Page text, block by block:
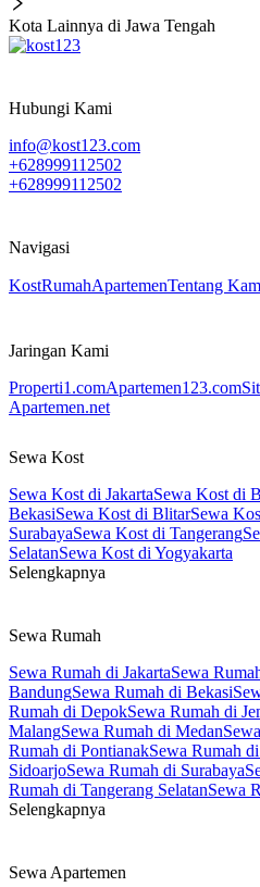
Kota Lainnya di Jawa Tengah
Hubungi Kami
info@kost123.com
+628999112502
+628999112502
Navigasi
KostRumahApartemenTentang
Jaringan Kami
Properti1.comApartemen123.com
Apartemen.net
Sewa Kost
Sewa Kost di JakartaSewa Kost di
BekasiSewa Kost di BlitarSewa
SurabayaSewa Kost di Tangerang
SelatanSewa Kost di Yogyakarta
Selengkapnya
Sewa Rumah
Sewa Rumah di JakartaSewa
BandungSewa Rumah di Bekasi
Rumah di DepokSewa Rumah di
MalangSewa Rumah di Medan
Rumah di PontianakSewa Rumah
SidoarjoSewa Rumah di Surabaya
Rumah di Tangerang SelatanSewa
Selengkapnya
Sewa Apartemen